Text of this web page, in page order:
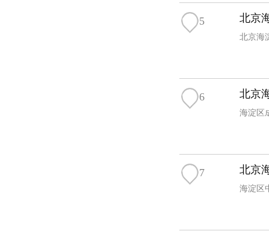
5 北京
北京海
6 北京
海淀区
7 北京
海淀区